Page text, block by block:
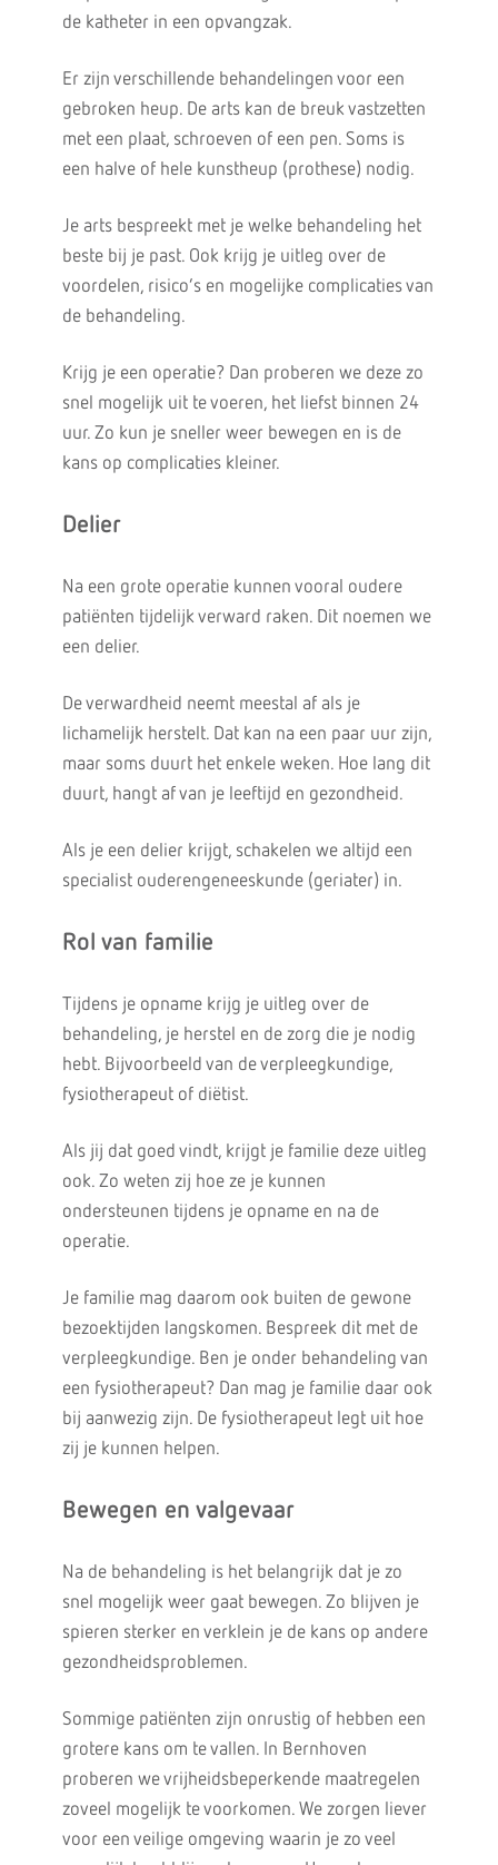
de katheter in een opvangzak.
Er zijn verschillende behandelingen voor een
gebroken heup. De arts kan de breuk vastzetten
met een plaat, schroeven of een pen. Soms is
een halve of hele kunstheup (prothese) nodig.
Je arts bespreekt met je welke behandeling het
beste bij je past. Ook krijg je uitleg over de
voordelen, risico’s en mogelijke complicaties van
de behandeling.
Krijg je een operatie? Dan proberen we deze zo
snel mogelijk uit te voeren, het liefst binnen 24
uur. Zo kun je sneller weer bewegen en is de
kans op complicaties kleiner.
Delier
Na een grote operatie kunnen vooral oudere
patiënten tijdelijk verward raken. Dit noemen we
een delier.
De verwardheid neemt meestal af als je
lichamelijk herstelt. Dat kan na een paar uur zijn,
maar soms duurt het enkele weken. Hoe lang dit
duurt, hangt af van je leeftijd en gezondheid.
Als je een delier krijgt, schakelen we altijd een
specialist ouderengeneeskunde (geriater) in.
Rol van familie
Tijdens je opname krijg je uitleg over de
behandeling, je herstel en de zorg die je nodig
hebt. Bijvoorbeeld van de verpleegkundige,
fysiotherapeut of diëtist.
Als jij dat goed vindt, krijgt je familie deze uitleg
ook. Zo weten zij hoe ze je kunnen
ondersteunen tijdens je opname en na de
operatie.
Je familie mag daarom ook buiten de gewone
bezoektijden langskomen. Bespreek dit met de
verpleegkundige. Ben je onder behandeling van
een fysiotherapeut? Dan mag je familie daar ook
bij aanwezig zijn. De fysiotherapeut legt uit hoe
zij je kunnen helpen.
Bewegen en valgevaar
Na de behandeling is het belangrijk dat je zo
snel mogelijk weer gaat bewegen. Zo blijven je
spieren sterker en verklein je de kans op andere
gezondheidsproblemen.
Sommige patiënten zijn onrustig of hebben een
grotere kans om te vallen. In Bernhoven
proberen we vrijheidsbeperkende maatregelen
zoveel mogelijk te voorkomen. We zorgen liever
voor een veilige omgeving waarin je zo veel